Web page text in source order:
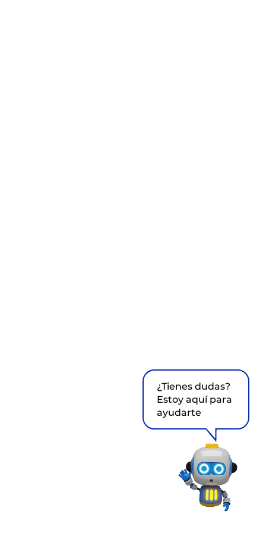
¿Tienes dudas?
Estoy aquí para
ayudarte